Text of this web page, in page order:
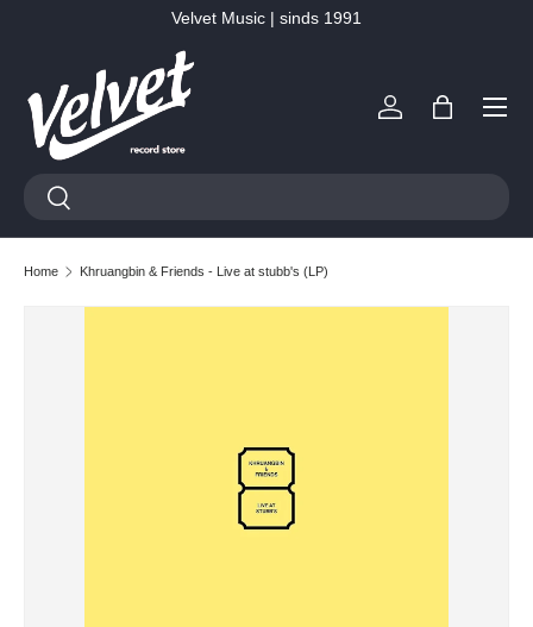
Velvet Music | sinds 1991
Zoeken
Zoeken
Inloggen
Tas
Menu
Home Khruangbin & Friends - Live at stubb's (LP)